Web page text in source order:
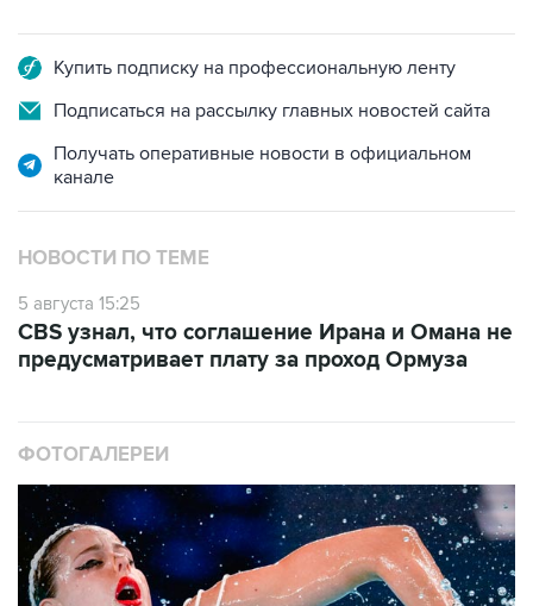
Купить подписку на профессиональную ленту
Подписаться на рассылку главных новостей сайта
Получать оперативные новости в официальном
канале
НОВОСТИ ПО ТЕМЕ
5 августа 15:25
CBS узнал, что соглашение Ирана и Омана не
предусматривает плату за проход Ормуза
ФОТОГАЛЕРЕИ